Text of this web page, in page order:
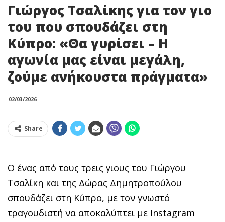
Γιώργος Τσαλίκης για τον γιο
του που σπουδάζει στη
Κύπρο: «Θα γυρίσει – Η
αγωνία μας είναι μεγάλη,
ζούμε ανήκουστα πράγματα»
02/03/2026
Share
Ο ένας από τους τρεις γιους του Γιώργου
Τσαλίκη και της Δώρας Δημητροπούλου
σπουδάζει στη Κύπρο, με τον γνωστό
τραγουδιστή να αποκαλύπτει με Instagram